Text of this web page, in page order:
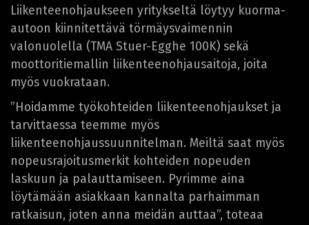
Liikenteenohjaukseen yritykseltä löytyy kuorma-
autoon kiinnitettävä törmäysvaimennin
valonuolella (TMA Stuer-Egghe 100K) sekä
moottoritiemallin liikenteenohjausaitoja, joita
myös vuokrataan.
”Hoidamme työkohteiden liikenteenohjaukset ja
tarvittaessa teemme myös
liikenteenohjaussuunnitelman. Meiltä saat myös
nopeusrajoitusmerkit kohteiden nopeuden
laskuun ja palauttamiseen. Pyrimme aina
löytämään asiakkaan kannalta parhaimman
ratkaisun, joten anna meidän auttaa”, toteaa